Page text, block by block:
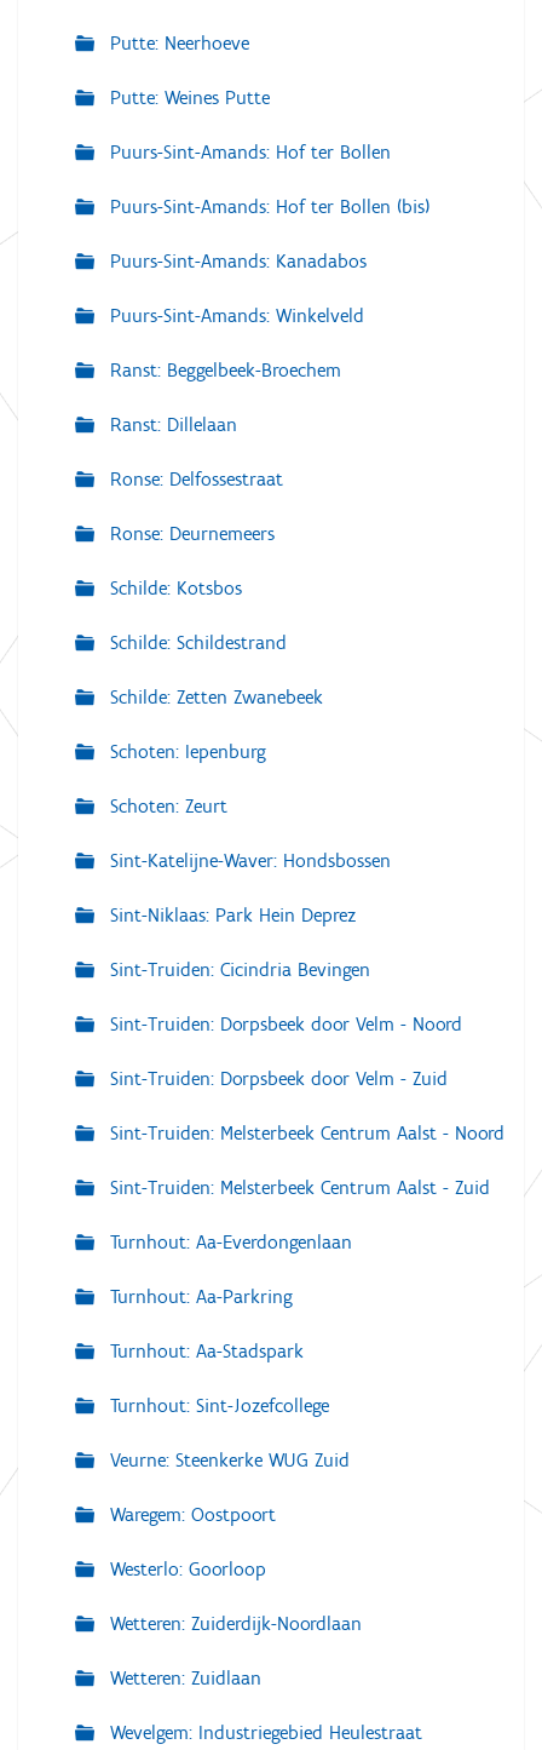
Putte: Neerhoeve
Putte: Weines Putte
Puurs-Sint-Amands: Hof ter Bollen
Puurs-Sint-Amands: Hof ter Bollen (bis)
Puurs-Sint-Amands: Kanadabos
Puurs-Sint-Amands: Winkelveld
Ranst: Beggelbeek-Broechem
Ranst: Dillelaan
Ronse: Delfossestraat
Ronse: Deurnemeers
Schilde: Kotsbos
Schilde: Schildestrand
Schilde: Zetten Zwanebeek
Schoten: Iepenburg
Schoten: Zeurt
Sint-Katelijne-Waver: Hondsbossen
Sint-Niklaas: Park Hein Deprez
Sint-Truiden: Cicindria Bevingen
Sint-Truiden: Dorpsbeek door Velm - Noord
Sint-Truiden: Dorpsbeek door Velm - Zuid
Sint-Truiden: Melsterbeek Centrum Aalst - Noord
Sint-Truiden: Melsterbeek Centrum Aalst - Zuid
Turnhout: Aa-Everdongenlaan
Turnhout: Aa-Parkring
Turnhout: Aa-Stadspark
Turnhout: Sint-Jozefcollege
Veurne: Steenkerke WUG Zuid
Waregem: Oostpoort
Westerlo: Goorloop
Wetteren: Zuiderdijk-Noordlaan
Wetteren: Zuidlaan
Wevelgem: Industriegebied Heulestraat